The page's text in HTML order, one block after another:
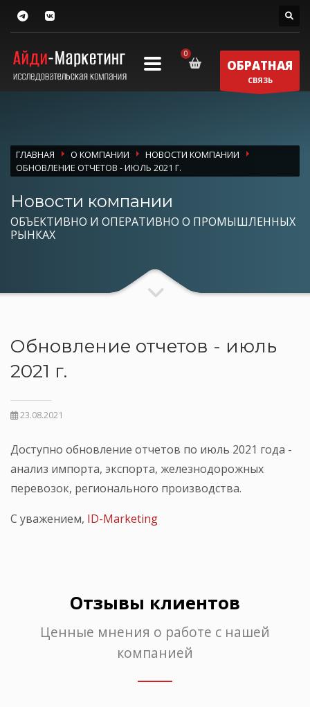
ОБРАТНАЯ
СВЯЗЬ
ГЛАВНАЯ О КОМПАНИИ
НОВОСТИ КОМПАНИИ
ОБНОВЛЕНИЕ ОТЧЕТОВ - ИЮЛЬ 2021 Г.
Новости компании
ОБЪЕКТИВНО И ОПЕРАТИВНО О ПРОМЫШЛЕННЫХ
РЫНКАХ
Обновление отчетов - июль
2021 г.
23.08.2021
Доступно обновление отчетов по июль 2021 года -
анализ импорта, экспорта, железнодорожных
перевозок, регионального производства.
С уважением, ID-Marketing
Отзывы клиентов
Ценные мнения о работе с нашей
компанией